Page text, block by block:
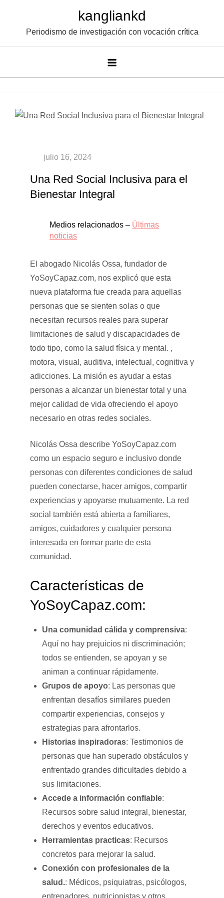
contenido
kangliankd
Periodismo de investigación con vocación crítica
Una Red Social Inclusiva para el
Bienestar Integral
Medios relacionados – Últimas
noticias
El abogado Nicolás Ossa, fundador de
YoSoyCapaz.com, nos explicó que esta
nueva plataforma fue creada para aquellas
personas que se sienten solas o que
necesitan recursos reales para superar
limitaciones de salud y discapacidades de
todo tipo, como la salud física y mental. ,
motora, visual, auditiva, intelectual, cognitiva y
adicciones. La misión es ayudar a estas
personas a alcanzar un bienestar total y una
mejor calidad de vida ofreciendo el apoyo
necesario en otras redes sociales.
Nicolás Ossa describe YoSoyCapaz.com
como un espacio seguro e inclusivo donde
personas con diferentes condiciones de salud
pueden conectarse, hacer amigos, compartir
experiencias y apoyarse mutuamente. La red
social también está abierta a familiares,
amigos, cuidadores y cualquier persona
interesada en formar parte de esta
comunidad.
Características de
YoSoyCapaz.com:
Una comunidad cálida y comprensiva:
Aquí no hay prejuicios ni discriminación;
todos se entienden, se apoyan y se
animan a continuar rápidamente.
Grupos de apoyo: Las personas que
enfrentan desafíos similares pueden
compartir experiencias, consejos y
estrategias para afrontarlos.
Historias inspiradoras: Testimonios de
personas que han superado obstáculos y
enfrentado grandes dificultades debido a
sus limitaciones.
Accede a información confiable:
Recursos sobre salud integral, bienestar,
derechos y eventos educativos.
Herramientas practicas: Recursos
concretos para mejorar la salud.
Conexión con profesionales de la
salud.: Médicos, psiquiatras, psicólogos,
entrenadores, nutricionistas y otros